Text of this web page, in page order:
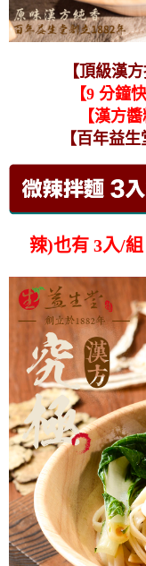
【頂級漢
【9 分鐘
【漢方
【百年益
辣)也有 3入/組